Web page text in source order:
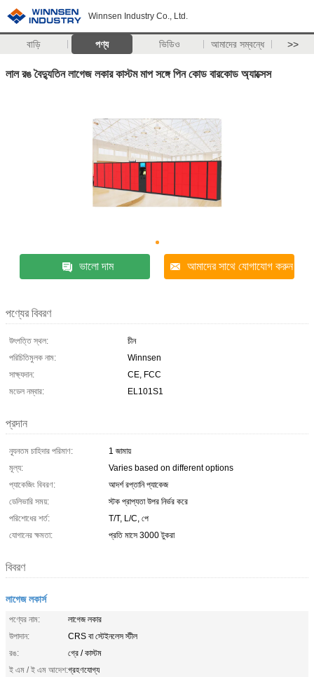
Winnsen Industry Co., Ltd.
বাড়ি পণ্য ভিডিও আমাদের সম্বন্ধে >>
লাল রঙ বৈদ্যুতিন লাগেজ লকার কাস্টম মাপ সঙ্গে পিন কোড বারকোড অ্যাক্সেস
ভালো দাম আমাদের সাথে যোগাযোগ করুন
পণ্যের বিবরণ
উৎপত্তি স্থল:
চীন
পরিচিতিমুলক নাম:
Winnsen
সাক্ষ্যদান:
CE, FCC
মডেল নম্বার:
EL101S1
প্রদান
ন্যূনতম চাহিদার পরিমাণ:
1 জামায়
মূল্য:
Varies based on different options
প্যাকেজিং বিবরণ:
আদর্শ রপ্তানি প্যাকেজ
ডেলিভারি সময়:
স্টক প্রাপ্যতা উপর নির্ভর করে
পরিশোধের শর্ত:
T/T, L/C, পে
যোগানের ক্ষমতা:
প্রতি মাসে 3000 টুকরা
বিবরণ
লাগেজ লকার্স
পণ্যের নাম:
লাগেজ লকার
উপাদান:
CRS বা স্টেইনলেস স্টীল
রঙ:
গ্রে / কাস্টম
ই এম / ই এম আদেশ:গ্রহণযোগ্য